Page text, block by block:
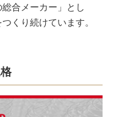
合メーカー」とし
くり続けています。